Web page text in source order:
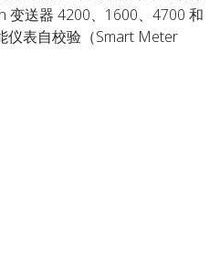
送器 4200、1600、4700 和
仪表自校验（Smart Meter